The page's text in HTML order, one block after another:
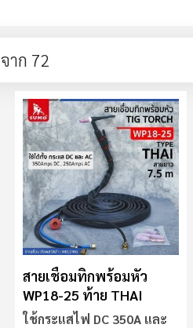
จาก 72
สายเชื่อมทิกพร้อมหัว
WP18-25 ท้าย THAI
ใช้กระแสไฟ DC 350A และ